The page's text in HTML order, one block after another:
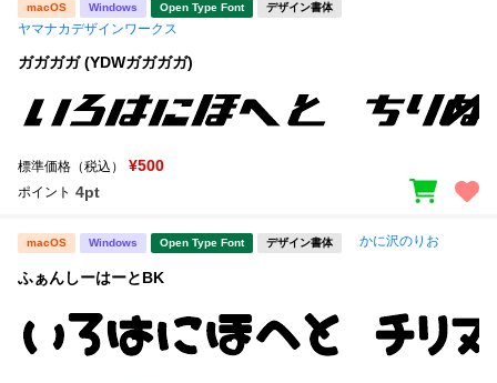
macOS Windows Open Type Font デザイン書体
ヤマナカデザインワークス
ガガガガ (YDWガガガガ)
標準価格（税込） ¥500
ポイント 4pt
macOS Windows Open Type Font デザイン書体 かに沢のりお
ふぁんしーはーとBK